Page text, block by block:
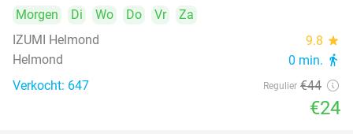
Morgen Di Wo Do Vr
Za
IZUMI Helmond
9.8 star
Helmond 0 min. directions_walk
Verkocht: 647 Regulier €44
€24